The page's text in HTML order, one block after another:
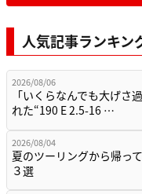
人気記事ランキン
2026/08/06
「いくらなんでも大げさ
れた“190 E 2.5-16 …
2026/08/04
夏のツーリングから帰っ
３選